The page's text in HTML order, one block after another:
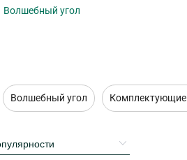
Волшебный угол
Волшебный угол Комплектующие